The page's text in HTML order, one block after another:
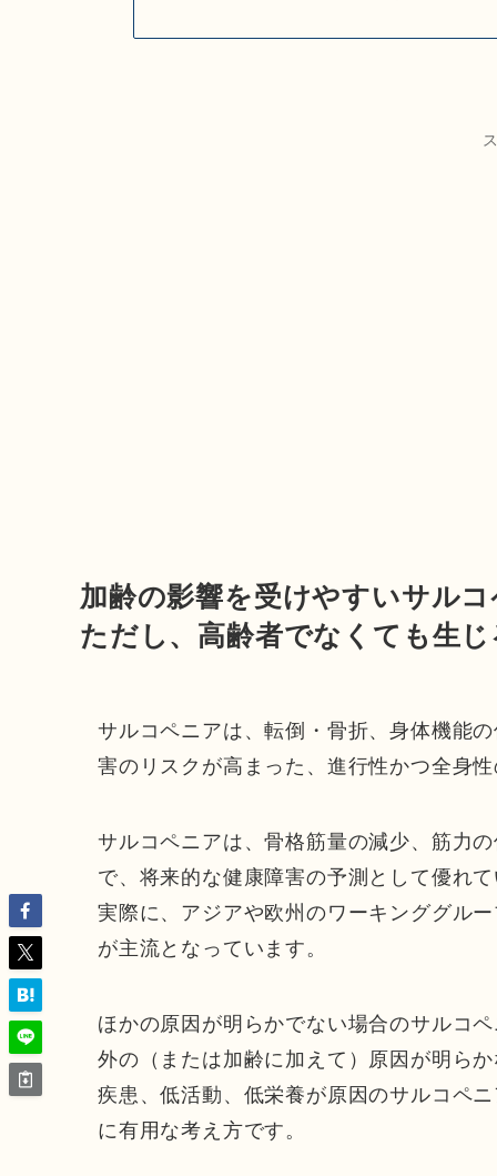
加齢の影響を受けやすいサルコ
ただし、高齢者でなくても生
サルコペニアは、転倒・骨折、身体機能
害のリスクが高まった、進行性かつ全身性
サルコペニアは、骨格筋量の減少、筋力
で、将来的な健康障害の予測として優れ
実際に、アジアや欧州のワーキンググル
が主流となっています。
ほかの原因が明らかでない場合のサルコ
外の（または加齢に加えて）原因が明らか
疾患、低活動、低栄養が原因のサルコペ
に有用な考え方です。